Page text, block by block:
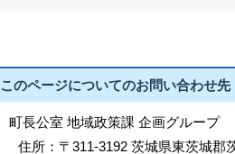
このページについてのお問い合わせ先
町長公室 地域政策課 企画グループ
住所： 〒311-3192 茨城県東茨城郡